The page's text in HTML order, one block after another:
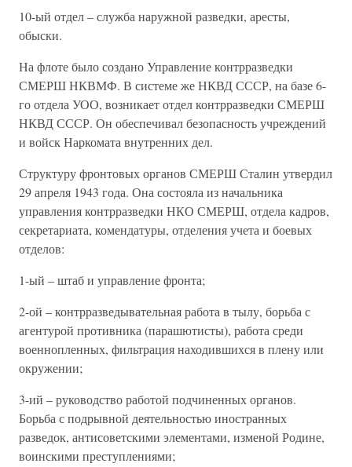
10-ый отдел – служба наружной разведки, аресты,
обыски.
На флоте было создано Управление контрразведки
СМЕРШ НКВМФ. В системе же НКВД СССР, на базе 6-
го отдела УОО, возникает отдел контрразведки СМЕРШ
НКВД СССР. Он обеспечивал безопасность учреждений
и войск Наркомата внутренних дел.
Структуру фронтовых органов СМЕРШ Сталин утвердил
29 апреля 1943 года. Она состояла из начальника
управления контрразведки НКО СМЕРШ, отдела кадров,
секретариата, комендатуры, отделения учета и боевых
отделов:
1-ый – штаб и управление фронта;
2-ой – контрразведывательная работа в тылу, борьба с
агентурой противника (парашютисты), работа среди
военнопленных, фильтрация находившихся в плену или
окружении;
3-ий – руководство работой подчиненных органов.
Борьба с подрывной деятельностью иностранных
разведок, антисоветскими элементами, изменой Родине,
воинскими преступлениями;